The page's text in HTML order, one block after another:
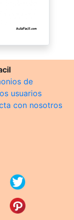
de
usuarios
con nosotros